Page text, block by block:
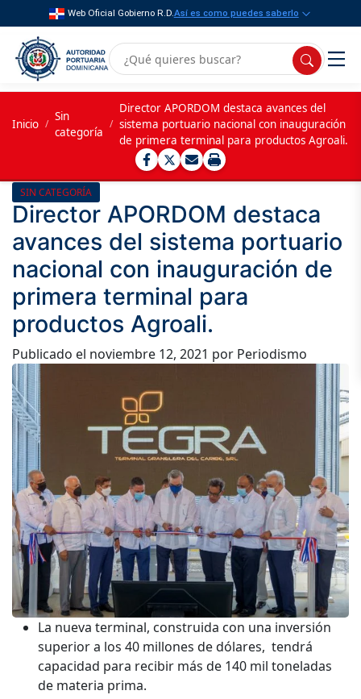
Web Oficial Gobierno R.D.Así es como puedes saberlo
Inicio /
Sin
categoría
/
Director APORDOM destaca avances del
sistema portuario nacional con inauguración
de primera terminal para productos Agroali.
SIN CATEGORÍA
Director APORDOM destaca
avances del sistema portuario
nacional con inauguración de
primera terminal para
productos Agroali.
Publicado el noviembre 12, 2021 por Periodismo
La nueva terminal, construida con una inversión
superior a los 40 millones de dólares, tendrá
capacidad para recibir más de 140 mil toneladas
de materia prima.